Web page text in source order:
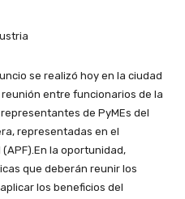
se realizó hoy en la ciudad
entre funcionarios de la
de PyMEs del
representadas en el
la oportunidad,
que deberán reunir los
los beneficios del